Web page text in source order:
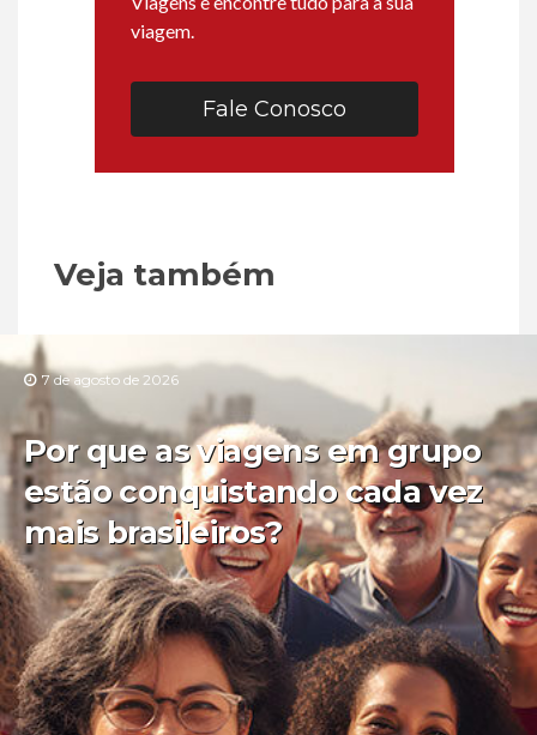
viagem.
Fale Conosco
Veja também
7 de agosto de 2026
Por que as viagens em grupo
estão conquistando cada vez
mais brasileiros?